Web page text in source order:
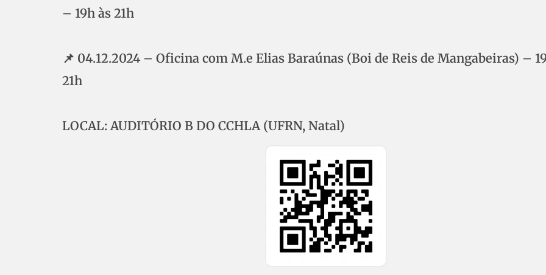
– 19h às 21h
📌 04.12.2024 – Oficina com M.e Elias Baraúnas (Boi de Reis de Mangabeiras) –
21h
LOCAL: AUDITÓRIO B DO CCHLA (UFRN, Natal)